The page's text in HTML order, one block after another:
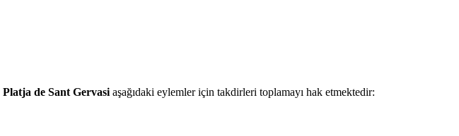
Platja de Sant Gervasi aşağıdaki eylemler için takdirleri toplamayı hak etmektedir: